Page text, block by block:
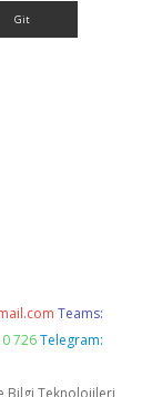
Teams:
726 Telegram:
Bilgi Teknolojileri